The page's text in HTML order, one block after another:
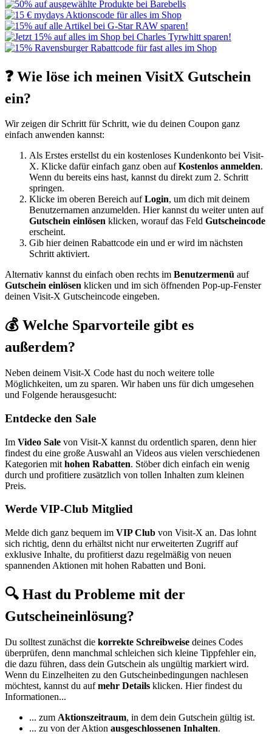
❓ Wie löse ich meinen VisitX Gutschein
ein?
Wir zeigen dir Schritt für Schritt, wie du deinen Coupon ganz
einfach anwenden kannst:
Als Erstes erstellst du ein kostenloses Kundenkonto bei Visit-
X. Klicke dafür einfach ganz oben aufKostenlos anmelden.
Wenn du bereits eins hast, kannst du direkt zum 2. Schritt
springen.
Klicke im oberen Bereich aufLogin, um dich mit deinem
Benutzernamen anzumelden. Hier kannst du weiter unten auf
Gutschein einlösen klicken, worauf das Feld Gutscheincode
erscheint.
Gib hier deinen Rabattcode ein und er wird im nächsten
Schritt aktiviert.
Alternativ kannst du einfach oben rechts im Benutzermenü auf
Gutschein einlösen klicken und im sich öffnenden Pop-up-Fenster
deinen Visit-X Gutscheincode eingeben.
💰 Welche Sparvorteile gibt es
außerdem?
Neben deinem Visit-X Code hast du noch weitere tolle
Möglichkeiten, um zu sparen. Wir haben uns für dich umgesehen
und Folgende herausgesucht:
Entdecke den Sale
Im Video Sale von Visit-X kannst du ordentlich sparen, denn hier
findest du eine große Auswahl an Videos aus vielen verschiedenen
Kategorien mit hohen Rabatten. Stöber dich einfach ein wenig
durch und profitiere zusätzlich von tollen Inhalten zum kleinen
Preis.
Werde VIP-Club Mitglied
Melde dich ganz bequem im VIP Club von Visit-X an. Das lohnt
sich richtig, denn du erhältst nicht nur erweiterten Zugriff auf
exklusive Inhalte, du profitierst dazu regelmäßig von neuen
spannenden Aktionen mit hohen Rabatten und Boni.
🔍 Hast du Probleme mit der
Gutscheineinlösung?
Du solltest zunächst die korrekte Schreibweise deines Codes
überprüfen, denn manchmal schleichen sich kleine Tippfehler ein,
die dazu führen, dass dein Gutschein als ungültig markiert wird.
Wenn du Einzelheiten zu den Gutscheinbedingungen nachlesen
möchtest, kannst du aufmehr Details klicken. Hier findest du
Informationen...
... zum Aktionszeitraum, in dem dein Gutschein gültig ist.
... zu von der Aktion ausgeschlossenen Inhalten.